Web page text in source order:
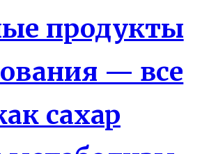
продукты
— все
сахар